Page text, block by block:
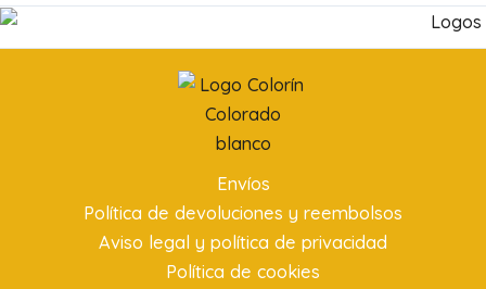
Envíos
Política de devoluciones y reembolsos
Aviso legal y política de privacidad
Política de cookies